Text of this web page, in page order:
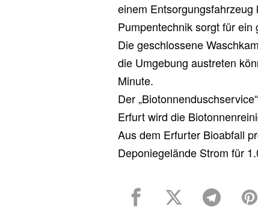
einem
Pumpentechnik sorgt für
Die geschlossene
die Umgebung austreten
Minute.
Der
Erfurt wird die
Aus dem Erfurter Bioabfall
Deponiegelände Strom für